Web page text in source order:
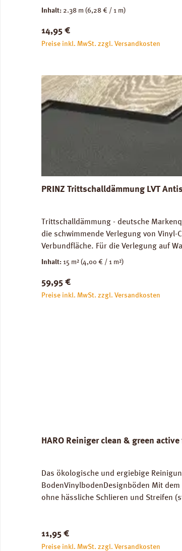
Inhalt: 2.38 m (6,28 € / 1 m)
Regulärer Preis:
14,95 €
Preise inkl. MwSt. zzgl. Versandkosten
PRINZ Trittschalldämmung LVT
Trittschalldämmung - deutsche
die schwimmende Verlegung von
Verbundfläche. Für die Verlegung auf
dB(A) nach DIN EN 10140-3.
Inhalt: 15 m² (4,00 € / 1 m²)
Regulärer Preis:
59,95 €
Preise inkl. MwSt. zzgl. Versandkosten
HARO Reiniger clean & green
Das ökologische und ergiebige
BodenVinylbodenDesignböden Mit
ohne hässliche Schlieren und Streifen
Regulärer Preis:
11,95 €
Preise inkl. MwSt. zzgl. Versandkosten